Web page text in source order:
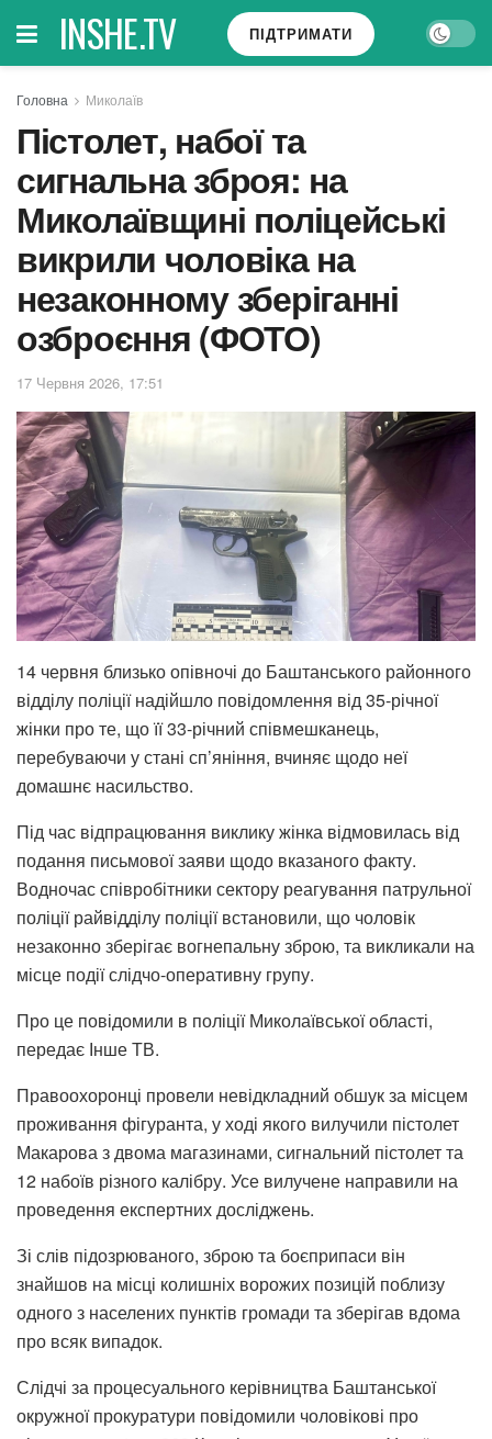
INSHE.TV ПІДТРИМАТИ
Головна Миколаїв
Пістолет, набої та
сигнальна зброя: на
Миколаївщині поліцейські
викрили чоловіка на
незаконному зберіганні
озброєння (ФОТО)
17 Червня 2026, 17:51
14 червня близько опівночі до Баштанського районного
відділу поліції надійшло повідомлення від 35-річної
жінки про те, що її 33-річний співмешканець,
перебуваючи у стані сп’яніння, вчиняє щодо неї
домашнє насильство.
Під час відпрацювання виклику жінка відмовилась від
подання письмової заяви щодо вказаного факту.
Водночас співробітники сектору реагування патрульної
поліції райвідділу поліції встановили, що чоловік
незаконно зберігає вогнепальну зброю, та викликали на
місце події слідчо-оперативну групу.
Про це повідомили в поліції Миколаївської області,
передає Інше ТВ.
Правоохоронці провели невідкладний обшук за місцем
проживання фігуранта, у ході якого вилучили пістолет
Макарова з двома магазинами, сигнальний пістолет та
12 набоїв різного калібру. Усе вилучене направили на
проведення експертних досліджень.
Зі слів підозрюваного, зброю та боєприпаси він
знайшов на місці колишніх ворожих позицій поблизу
одного з населених пунктів громади та зберігав вдома
про всяк випадок.
Слідчі за процесуального керівництва Баштанської
окружної прокуратури повідомили чоловікові про